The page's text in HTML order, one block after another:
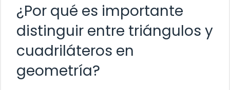
¿Por qué es importante
distinguir entre triángulos y
cuadriláteros en
geometría?